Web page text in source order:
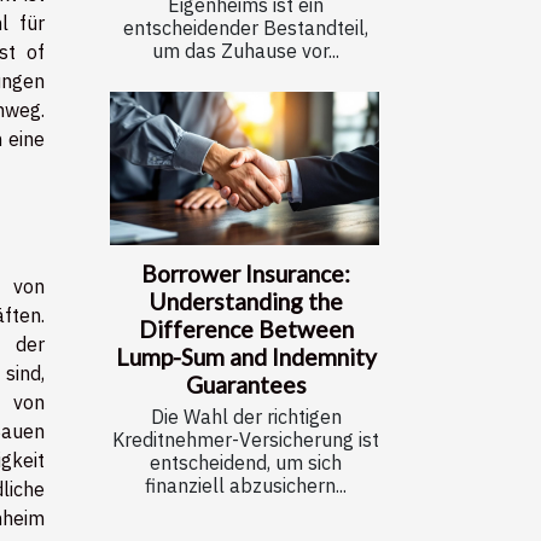
für
of
eine
von
der
von
entscheidender Bestandteil,
um das Zuhause vor...
Borrower Insurance:
Understanding the
Difference Between
Lump-Sum and Indemnity
Guarantees
Die Wahl der richtigen
Kreditnehmer-Versicherung ist
entscheidend, um sich
finanziell abzusichern...